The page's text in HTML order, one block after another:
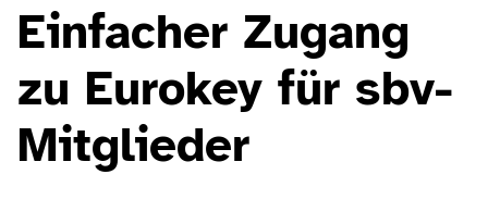
Einfacher Zugang
zu Eurokey für sbv-
Mitglieder